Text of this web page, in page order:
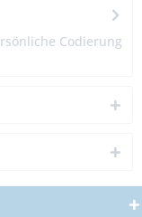
Codierung